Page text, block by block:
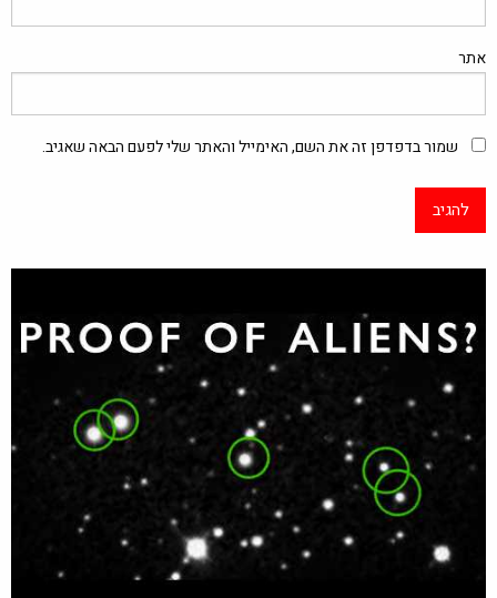
אתר
שמור בדפדפן זה את השם, האימייל והאתר שלי לפעם הבאה שאגיב.